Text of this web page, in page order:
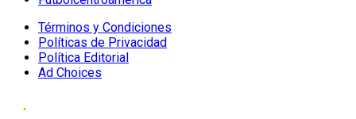
Términos y Condiciones
Políticas de Privacidad
Política Editorial
Ad Choices